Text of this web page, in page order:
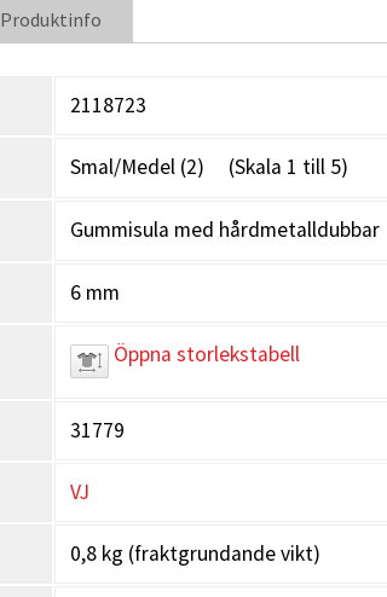
Produktinfo
2118723
Smal/Medel (2) (Skala 1 till 5)
Gummisula med hårdmetalldubbar
6 mm
Öppna storlekstabell
31779
VJ
0,8 kg (fraktgrundande vikt)